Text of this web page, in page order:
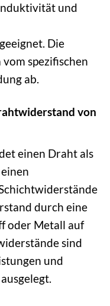
und
Die
spezifischen
ab.
von
einen Draht als
durch eine
oder Metall auf
sind
und